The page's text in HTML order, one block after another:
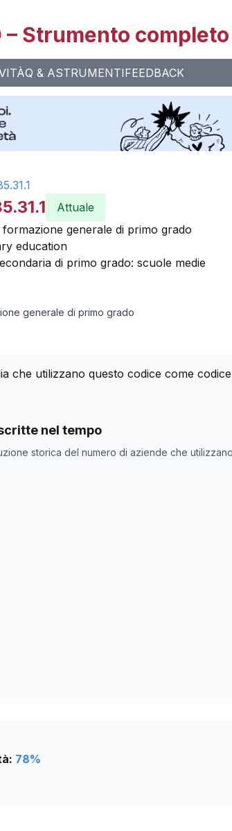
– Strumento
Q & ASTRUMENTIFEEDBACK
Attuale
generale di primo grado
education
di primo grado: scuole medie
generale di primo grado
che utilizzano questo codice come
nel tempo
storica del numero di aziende che
con codice ATECO
Numero aziende
78%